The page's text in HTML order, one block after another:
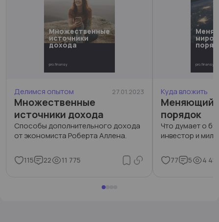
Множественные
источники
дохода
pro.finansy
Делимся опытом 27.01.2023
Множественные
источники дохода
Способы дополнительного дохода
от экономиста Роберта Аллена.
115 22 11 775
pro.finansy
Куда вложить
порядок
Что думает о
инвестор и
77 5 4